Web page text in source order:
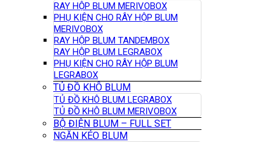
RAY HỘP BLUM MERIVOBOX
PHỤ KIỆN CHO RÂY HỘP BLUM
MERIVOBOX
RAY HỘP BLUM TANDEMBOX
RAY HỘP BLUM LEGRABOX
PHỤ KIỆN CHO RÂY HỘP BLUM
LEGRABOX
TỦ ĐỒ KHÔ BLUM
TỦ ĐỒ KHÔ BLUM LEGRABOX
TỦ ĐỒ KHÔ BLUM MERIVOBOX
BỘ ĐIỆN BLUM – FULL SET
NGĂN KÉO BLUM